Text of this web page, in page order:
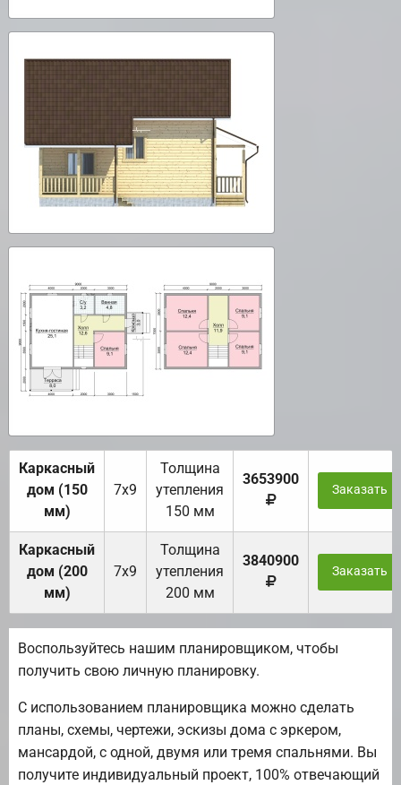
Каркасный
дом (150
мм)
7х9
Толщина
утепления
150 мм
3653900
Заказать
Каркасный
дом (200
мм)
7х9
Толщина
утепления
200 мм
3840900
Заказать
Воспользуйтесь нашим планировщиком, чтобы
получить свою личную планировку.
С использованием планировщика можно сделать
планы, схемы, чертежи, эскизы дома с эркером,
мансардой, с одной, двумя или тремя спальнями. Вы
получите индивидуальный проект, 100% отвечающий